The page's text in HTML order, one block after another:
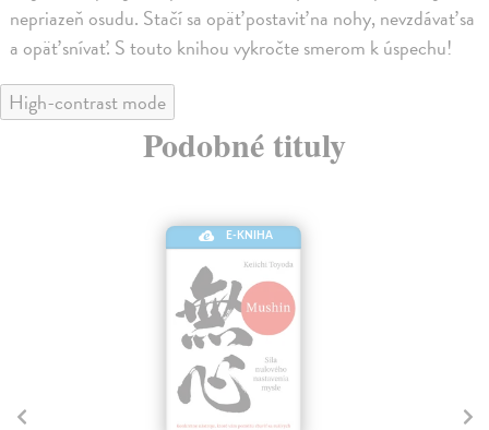
nepriazeň osudu. Stačí sa opäť postaviť na nohy, nevzdávať sa
a opäť snívať. S touto knihou vykročte smerom k úspechu!
High-contrast mode
Podobné tituly
E-KNIHA